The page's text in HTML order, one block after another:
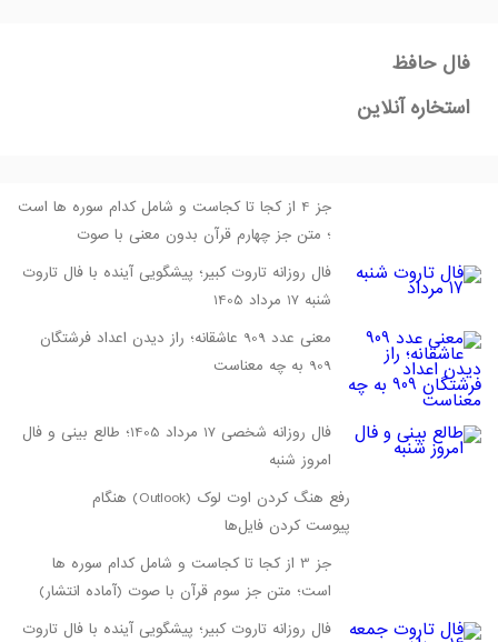
فال حافظ
استخاره آنلاین
جز 4 از کجا تا کجاست و شامل کدام سوره ها است
؛ متن جز چهارم قرآن بدون معنی با صوت
فال روزانه تاروت کبیر؛ پیشگویی آینده با فال تاروت
شنبه 17 مرداد 1405
معنی عدد 909 عاشقانه؛ راز دیدن اعداد فرشتگان
909 به چه معناست
فال روزانه شخصی 17 مرداد 1405؛ طالع بینی و فال
امروز شنبه
رفع هنگ کردن اوت لوک (Outlook) هنگام
پیوست کردن فایل‌ها
جز 3 از کجا تا کجاست و شامل کدام سوره ها
است؛ متن جز سوم قرآن با صوت (آماده انتشار)
فال روزانه تاروت کبیر؛ پیشگویی آینده با فال تاروت